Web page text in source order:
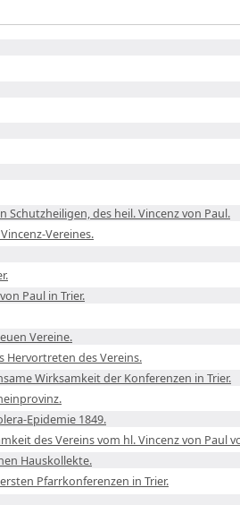
Schutzheiligen, des heil. Vincenz von Paul.
Vereines.
Paul in Trier.
Vereine.
des Vereins.
Wirksamkeit der Konferenzen in Trier.
Epidemie 1849.
des Vereins vom hl. Vincenz von Paul
Hauskollekte.
Pfarrkonferenzen in Trier.